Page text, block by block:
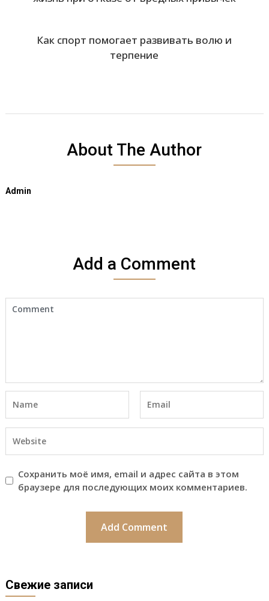
Как спорт помогает развивать волю и
терпение
About The Author
Admin
Add a Comment
Сохранить моё имя, email и адрес сайта в этом
браузере для последующих моих комментариев.
Свежие записи